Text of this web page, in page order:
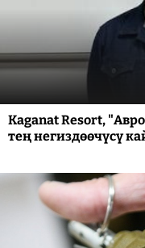
Kaganat Resort,
тең негиздөөчүсү